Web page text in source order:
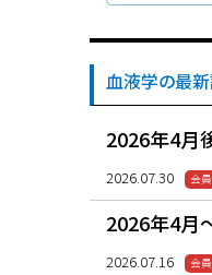
血液学の最
2026年4月
2026.07.30
2026年4月
2026.07.16